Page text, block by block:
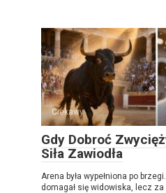
Ciekawy
Gdy Dobroć
Siła Zawiodła
Arena była wypełniona po
domagał się widowiska, lecz za